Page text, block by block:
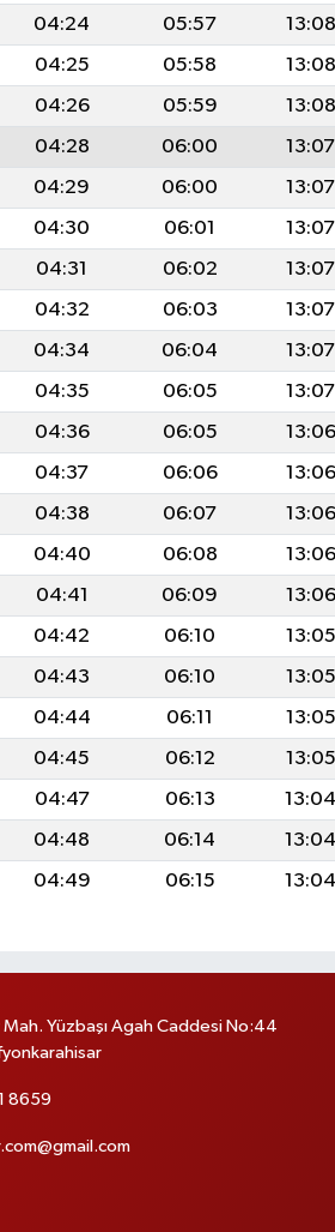
04:24 05:57 13:08
04:25 05:58 13:08
04:26 05:59 13:08
04:28 06:00 13:07
04:29 06:00 13:07
04:30 06:01 13:07
04:31 06:02 13:07
04:32 06:03 13:07
04:34 06:04 13:07
04:35 06:05 13:07
04:36 06:05 13:06
04:37 06:06 13:06
04:38 06:07 13:06
04:40 06:08 13:06
04:41 06:09 13:06
04:42 06:10 13:05
04:43 06:10 13:05
04:44 06:11 13:05
04:45 06:12 13:05
04:47 06:13 13:04
04:48 06:14 13:04
04:49 06:15 13:04
Mah. Yüzbaşı Agah Caddesi No:44
8659